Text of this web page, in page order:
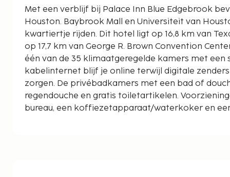
Met een verblijf bij Palace Inn Blue Edgebrook bevind je je in het hart van
Houston. Baybrook Mall en Universiteit van
kwartiertje rijden. Dit hotel ligt op 16,8 km van Texas Southern University en
op 17,7 km van George R. Brown Convention
één van de 35 klimaatgeregelde kamers met
kabelinternet blijf je online terwijl digitale
zorgen. De privébadkamers met een bad of
regendouche en gratis toiletartikelen.
bureau, een koffiezetapparaat/waterkoker en